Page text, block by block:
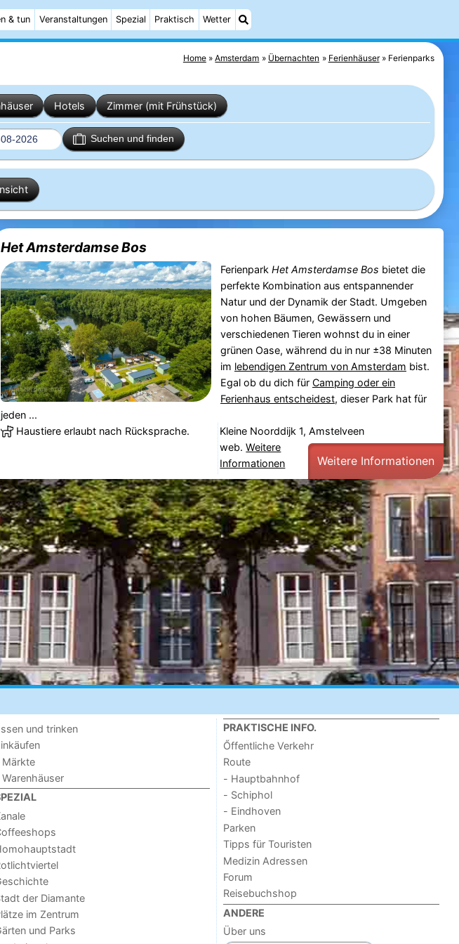
& tun Veranstaltungen Spezial Praktisch Wetter
Home Amsterdam Übernachten Ferienhäuser Ferienparks
Hotels Zimmer (mit Frühstück)
Suchen und finden
Het Amsterdamse Bos
Ferienpark Het Amsterdamse Bos bietet die
perfekte Kombination aus entspannender
Natur und der Dynamik der Stadt. Umgeben
von hohen Bäumen, Gewässern und
verschiedenen Tieren wohnst du in einer
grünen Oase, während du in nur ±38 Minuten
im lebendigen Zentrum von Amsterdam bist.
Egal ob du dich für Camping oder ein
Ferienhaus entscheidest, dieser Park hat für
jeden ...
Haustiere erlaubt nach Rücksprache.
Kleine Noorddijk 1, Amstelveen
web.Weitere
Informationen
Weitere Informationen
und trinken
der Diamante
im Zentrum
und Parks
PRAKTISCHE INFO.
Őffentliche Verkehr
Route
- Hauptbahnhof
- Schiphol
- Eindhoven
Parken
Tipps für Touristen
Medizin Adressen
Forum
Reisebuchshop
ANDERE
Über uns